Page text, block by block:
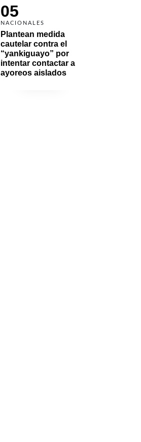
05
NACIONALES
Plantean medida
cautelar contra el
“yankiguayo” por
intentar contactar a
ayoreos aislados